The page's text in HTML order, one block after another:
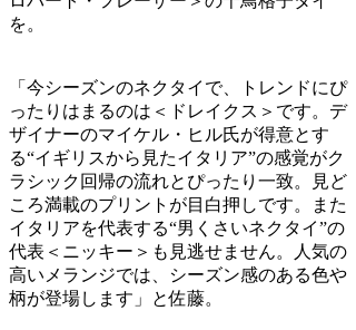
を。
「今シーズンのネクタイで、トレンドにぴ
ったりはまるのは＜ドレイクス＞です。デ
ザイナーのマイケル・ヒル氏が得意とす
る“イギリスから見たイタリア”の感覚がク
ラシック回帰の流れとぴったり一致。見ど
ころ満載のプリントが目白押しです。また
イタリアを代表する“男くさいネクタイ”の
代表＜ニッキー＞も見逃せません。人気の
高いメランジでは、シーズン感のある色や
柄が登場します」と佐藤。